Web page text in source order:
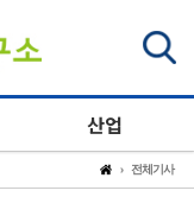
산업
전체기사
검색